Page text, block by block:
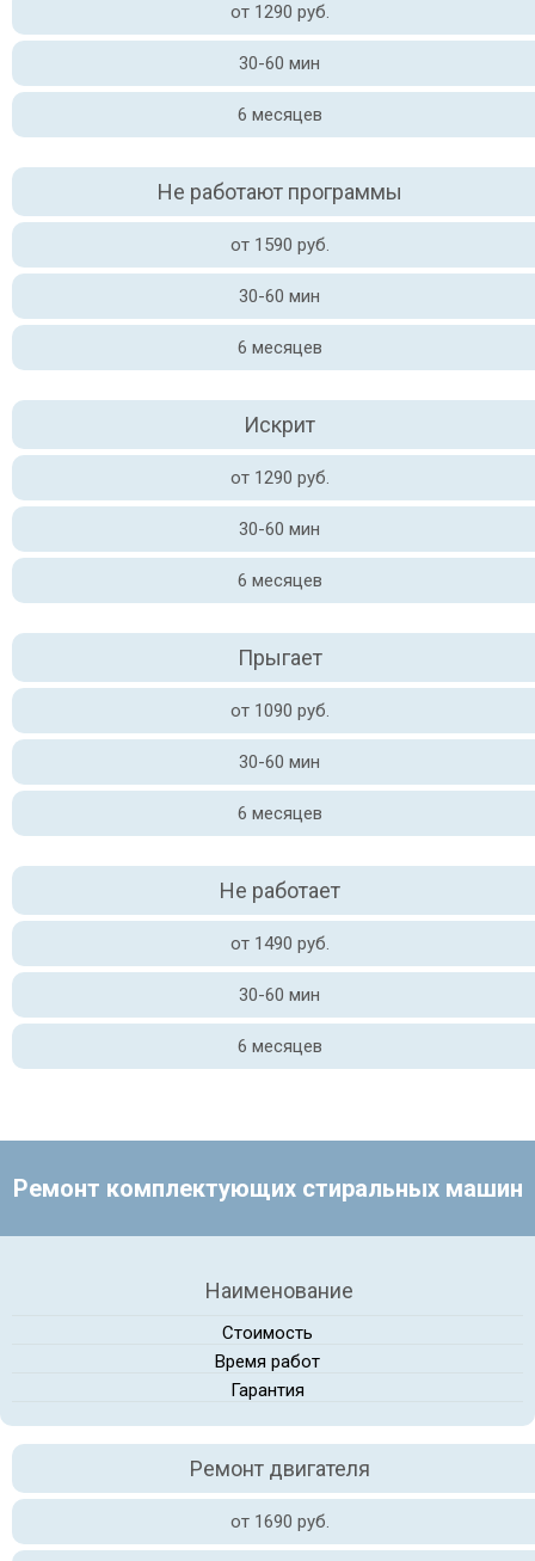
от 1290 руб.
30-60 мин
6 месяцев
Не работают программы
от 1590 руб.
30-60 мин
6 месяцев
Искрит
от 1290 руб.
30-60 мин
6 месяцев
Прыгает
от 1090 руб.
30-60 мин
6 месяцев
Не работает
от 1490 руб.
30-60 мин
6 месяцев
Ремонт комплектующих стиральных машин
Наименование
Стоимость
Время работ
Гарантия
Ремонт двигателя
от 1690 руб.